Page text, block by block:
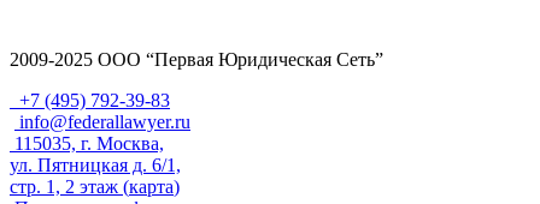
2009-2025 ООО “Первая Юридическая Сеть”
+7 (495) 792-39-83
info@federallawyer.ru
115035, г. Москва,
ул. Пятницкая д. 6/1,
стр. 1, 2 этаж (карта)